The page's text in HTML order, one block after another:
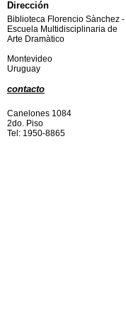
Dirección
Biblioteca Florencio Sànchez -
Escuela Multidisciplinaria de
Arte Dramàtico
Montevideo
Uruguay
contacto
Canelones 1084
2do. Piso
Tel: 1950-8865